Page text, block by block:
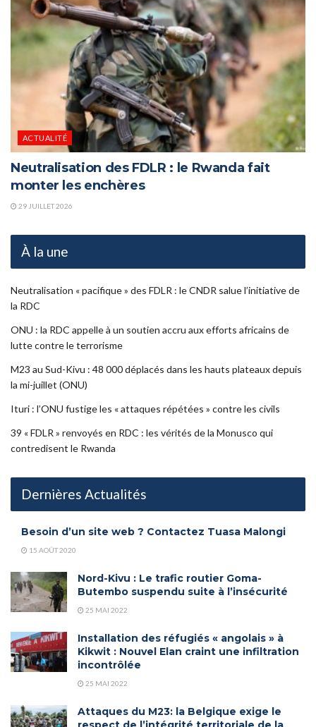
ACTUALITÉ
Neutralisation des FDLR : le Rwanda fait
monter les enchères
29 JUILLET 2026
À la une
Neutralisation « pacifique » des FDLR : le CNDR salue l’initiative de
la RDC
ONU : la RDC appelle à un soutien accru aux efforts africains de
lutte contre le terrorisme
M23 au Sud-Kivu : 48 000 déplacés dans les hauts plateaux depuis
la mi-juillet (ONU)
Ituri : l’ONU fustige les « attaques répétées » contre les civils
39 « FDLR » renvoyés en RDC : les vérités de la Monusco qui
contredisent le Rwanda
Dernières Actualités
Besoin d’un site web ? Contactez Tuasa Malongi
15 AOÛT 2020
Nord-Kivu : Le trafic routier Goma-
Butembo suspendu suite à l’insécurité
25 MAI 2022
Installation des réfugiés « angolais » à
Kikwit : Nouvel Elan craint une infiltration
incontrôlée
25 MAI 2022
Attaques du M23: la Belgique exige le